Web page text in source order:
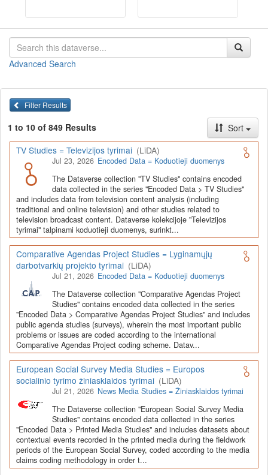
Depositors interested in deposit of their data into the LiDA
Lietuvos humanitarinių ir socialinių mokslų duomenų
infrastruktūra, suteikianti prieigą prie daugiau nei 600 duomenų ir
tyrimų išteklių. Visi duomenų ir tyrimų ištekliai yra dokumentuoti
lietuvių ir anglų kalbomis pagal tarptautinius standartus. LiDA
įsikūręsKauno technologijos universiteto Duomenų analizės
ir archyvavimo (DAtA) centre( data.ktu.edu
Prieigai prie išteklių naudojama ši
visi ištekliai prieinami, nes 2020-2029 m. vykdomas perkėlimo iš
senosios infrastruktūros projektas). LiDA kuruoja įvairių tipų
išteklius ir jie publikuojami atskiruose kataloguose pagal tipą:
Apklausų duomenys ,Interviu duomenys,Agreguotieji duomenys
(įskaitant Istorinę statistiką),Tekstiniai duomenys
duomenys(įskaitant Žiniasklaidos tyrimus). Taip pat LiDA
talpinami didelių nacionalinių projektų duomenys (Didelių projektų
duomenys) ir Lietuvos aukštojo mokslo ir studijų bei Lietuvos
valstybės institucijų deponuoti socialinių ir humanitarinių mokslų
duomenų rinkiniai (Kitų institucijų duomenys). Norintiemsišmokti
šia talpykla, surasti ir parsisiųsti duomenis, siūlome
susipažinti suLiDA Dataverse talpyklos naudotojo vadovu.
Depozitoriai, kurie norėtų deponuoti savo duomenis į LiDA
Dataverse talpyklą, turėtų susipažinti su informacija
puslapyje.
Advanced Search
Filter Results
1 to 10 of 849 Results
Sort
TV Studies = Televizijos tyrimai (LiDA)
Jul 23, 2026 Encoded Data = Koduotieji duomenys
The Dataverse collection "TV Studies" contains encoded
data collected in the series "Encoded Data > TV Studies"
and includes data from television content analysis (including
traditional and online television) and other studies related to
television broadcast content. Dataverse kolekcijoje "Televizijos
tyrimai" talpinami koduotieji duomenys, surinkt...
Comparative Agendas Project Studies = Lyginamųjų
darbotvarkių projekto tyrimai (LiDA)
Jul 21, 2026 Encoded Data = Koduotieji duomenys
The Dataverse collection "Comparative Agendas Project
Studies" contains encoded data collected in the series
"Encoded Data > Comparative Agendas Project Studies" and includes
public agenda studies (surveys), wherein the most important public
problems or issues are coded according to the international
Comparative Agendas Project coding scheme. Datav...
European Social Survey Media Studies = Europos
socialinio tyrimo žiniasklaidos tyrimai (LiDA)
Jul 21, 2026 News Media Studies = Žiniasklaidos tyrimai
The Dataverse collection "European Social Survey Media
Studies" contains encoded data collected in the series
"Encoded Data > Printed Media Studies" and includes datasets about
contextual events recorded in the printed media during the fieldwork
periods of the European Social Survey, coded according to the media
claims coding methodology in order t...